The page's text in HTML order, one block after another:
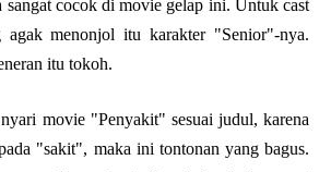
sangat cocok di movie gelap ini. Untuk cast
menonjol itu karakter "Senior"-nya.
itu tokoh.
movie "Penyakit" sesuai judul, karena
"sakit", maka ini tontonan yang bagus.